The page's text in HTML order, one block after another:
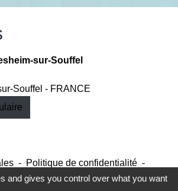
sur-Souffel
Souffel - FRANCE
- Politique de confidentialité -
Plan du site - Gestion des cookies
and gives you control over what you want